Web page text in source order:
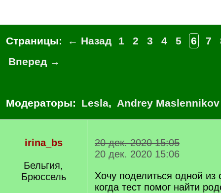
Страницы: ← Назад 1 2 3 4 5 6 7
Вперед →
Модераторы: Lesla, Andrey Maslennikov
irina_bs
Бельгия,
Брюссель
20 дек. 2020 15:05
20 дек. 2020 15:06
Хочу поделиться одной из
когда тест помог найти